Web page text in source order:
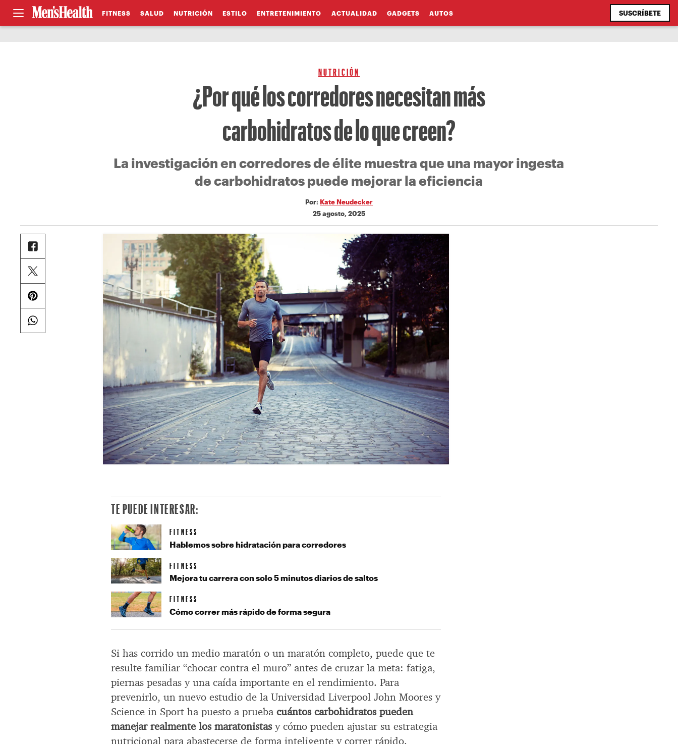
FITNESS SALUD NUTRICIÓN ESTILO ENTRETENIMIENTO ACTUALIDAD GADGETS AUTOS SUSCRÍBETE
NUTRICIÓN
¿Por qué los corredores necesitan más
carbohidratos de lo que creen?
La investigación en corredores de élite muestra que una mayor ingesta
de carbohidratos puede mejorar la eficiencia
Por: Kate Neudecker
25 agosto, 2025
Si has corrido un medio maratón o un maratón completo, puede que te
resulte familiar “chocar contra el muro” antes de cruzar la meta: fatiga,
piernas pesadas y una caída importante en el rendimiento. Para
prevenirlo, un nuevo estudio de la Universidad Liverpool John Moores y
Science in Sport ha puesto a pruebacuántos carbohidratos pueden
manejar realmente los maratonistasy cómo pueden ajustar su estrategia
nutricional para abastecerse de forma inteligente y correr rápido.
TE PUEDE INTERESAR:
FITNESS
Hablemos sobre hidratación para corredores
FITNESS
Mejora tu carrera con solo 5 minutos diarios de saltos
FITNESS
Cómo correr más rápido de forma segura